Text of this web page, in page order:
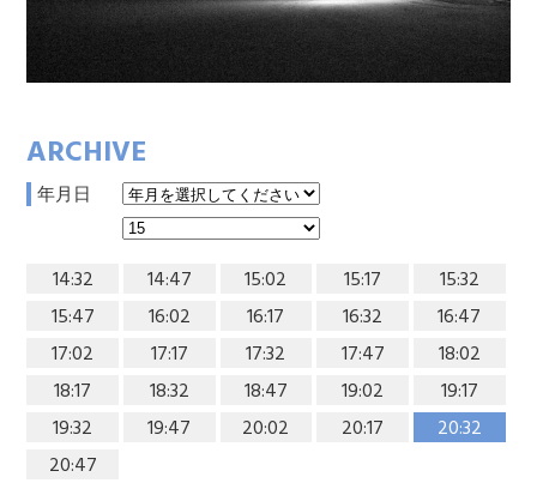
ARCHIVE
年月日
14:32 14:47 15:02 15:17
15:32
15:47
16:02 16:17 16:32
16:47
17:02
17:17 17:32 17:47
18:02
18:17
18:32 18:47 19:02
19:17
19:32
19:47 20:02 20:17
20:32
20:47